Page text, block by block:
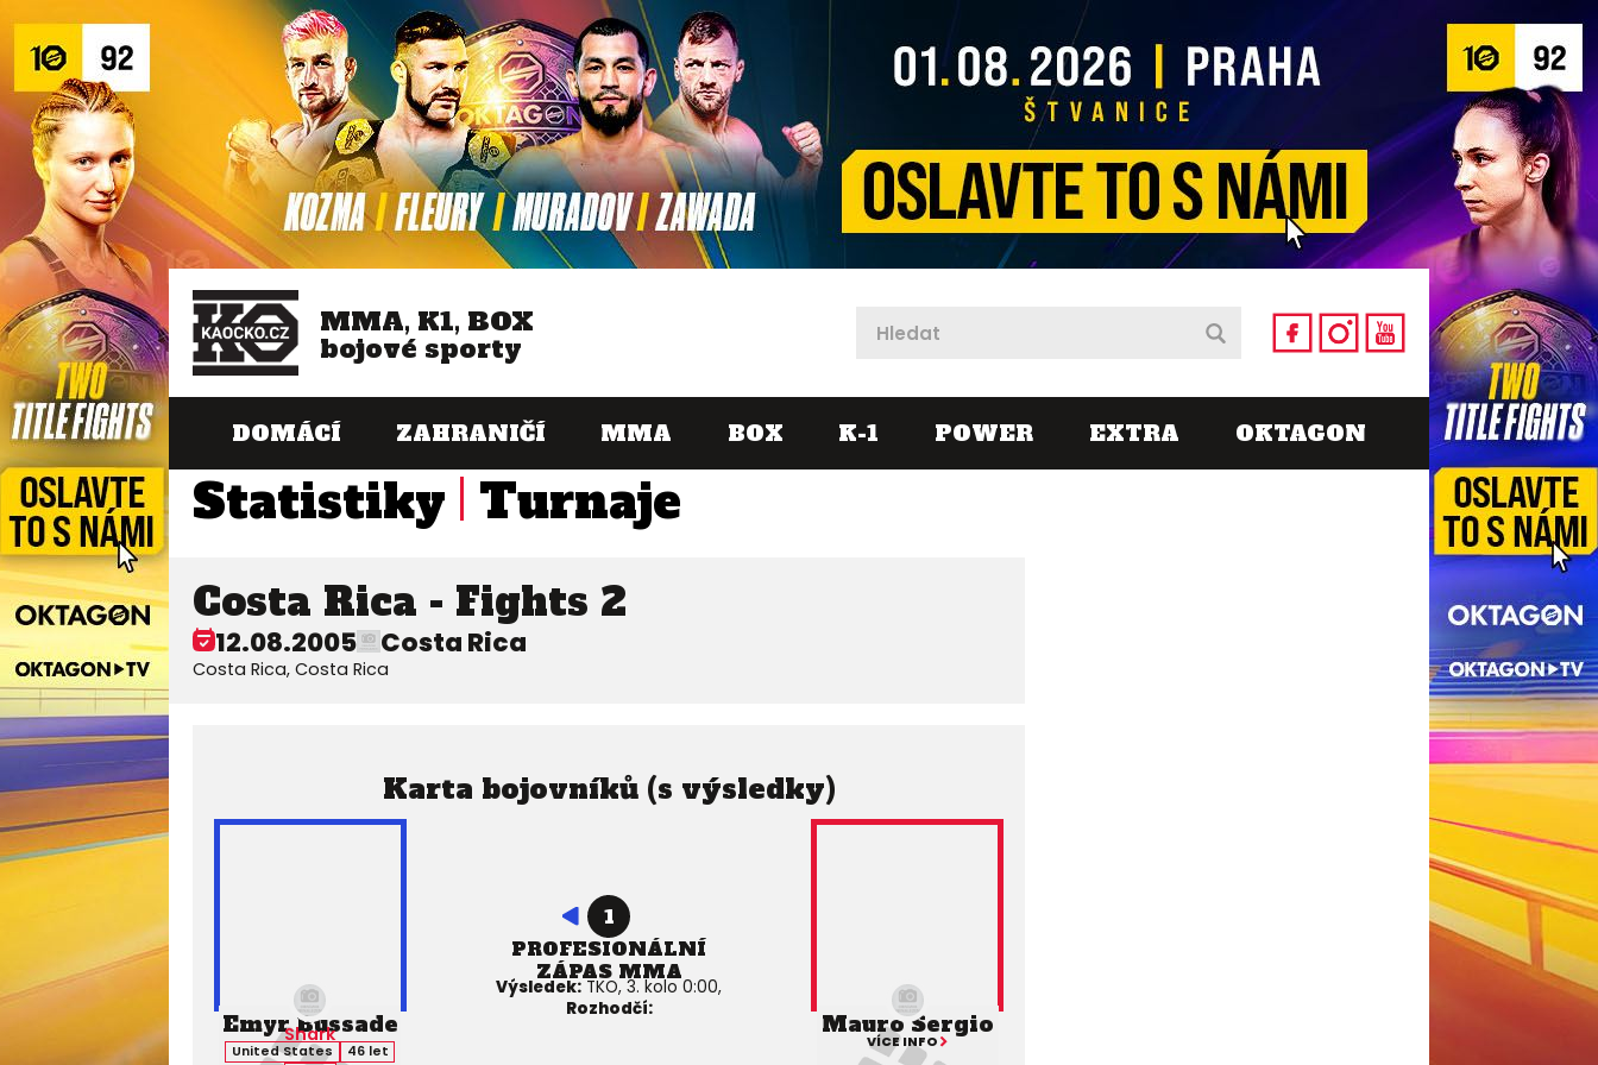
MMA, K1, BOX
bojové sporty
DOMÁCÍ ZAHRANIČÍ MMA BOX K-1 POWER EXTRA OKTAGON
Statistiky Turnaje
Costa Rica - Fights 2
12.08.2005 Costa Rica
Costa Rica, Costa Rica
Karta bojovníků (s výsledky)
Emyr Bussade
Shark
United States
46 let
1
PROFESIONÁLNÍ
ZÁPAS MMA
Výsledek: TKO, 3. kolo 0:00,
Rozhodčí:
Mauro Sergio
VÍCE INFO